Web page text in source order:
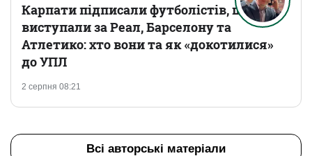
2 серпня 08:21
Карпати підписали футболістів, що
виступали за Реал, Барселону та
Атлетико: хто вони та як «докотилися»
до УПЛ
Всі авторські матеріали